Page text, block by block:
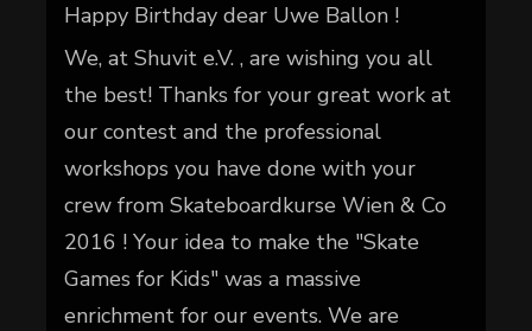
Happy Birthday dear Uwe Ballon !
We, at Shuvit e.V. , are wishing you all
the best! Thanks for your great work at
our contest and the professional
workshops you have done with your
crew from Skateboardkurse Wien & Co
2016 ! Your idea to make the "Skate
Games for Kids" was a massive
enrichment for our events. We are